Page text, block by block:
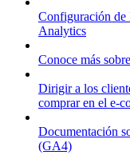
Configuración de
Analytics
Conoce más
Dirigir a los
comprar en el e-
Documentación
(GA4)